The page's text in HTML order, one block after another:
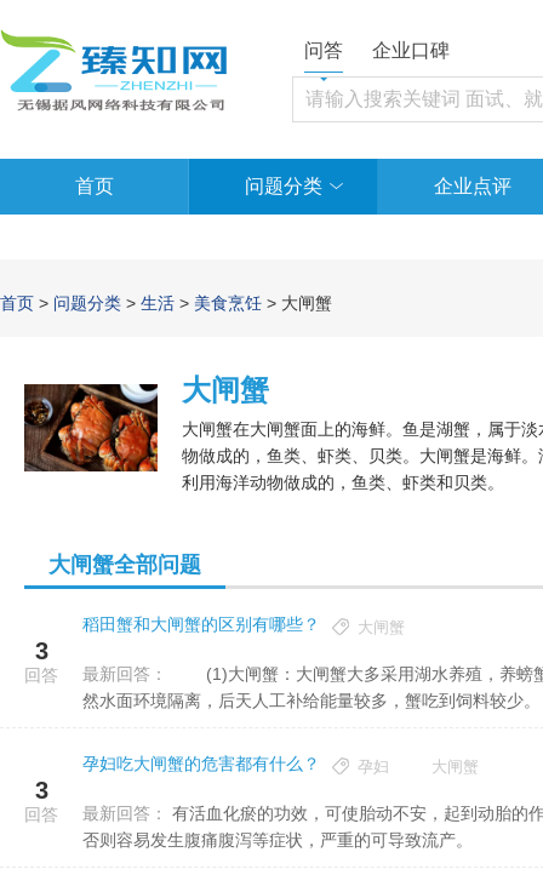
问答 企业口碑
首页 问题分类 企业点评
首页 > 问题分类 > 生活 > 美食烹饪 > 大闸蟹
大闸蟹
大闸蟹在大闸蟹面上的海鲜。鱼是湖蟹，属于
物做成的，鱼类、虾类、贝类。大闸蟹是海鲜
利用海洋动物做成的，鱼类、虾类和贝类。
大闸蟹全部问题
3
回答
稻田蟹和大闸蟹的区别有哪些？ 大闸蟹
最新回答：
然水面环境隔离，后天人工补给能量较多，蟹吃到饲料较少
3
回答
孕妇吃大闸蟹的危害都有什么？ 孕妇 大闸蟹
最新回答：
否则容易发生腹痛腹泻等症状，严重的可导致流产。